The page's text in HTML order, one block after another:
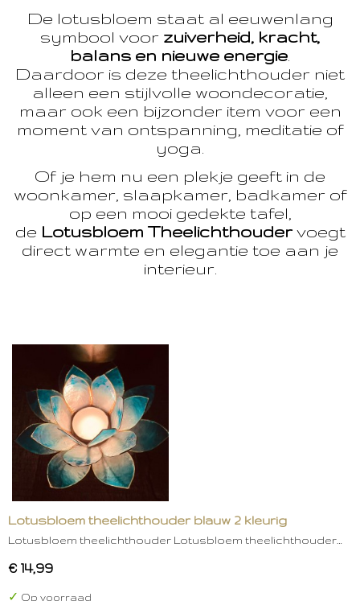
De lotusbloem staat al eeuwenlang
symbool voor zuiverheid, kracht,
balans en nieuwe energie
Daardoor is deze theelichthouder niet
alleen een stijlvolle woondecoratie,
maar ook een bijzonder item voor een
moment van ontspanning, meditatie of
yoga.
Of je hem nu een plekje geeft in de
woonkamer, slaapkamer, badkamer of
op een mooi gedekte tafel,
de Lotusbloem Theelichthoudervoegt
direct warmte en elegantie toe aan je
interieur.
Lotusbloem theelichthouder blauw 2 kleurig
Lotusbloem theelichthouder Lotusbloem theelichthouder…
€ 14,99
✓ Op voorraad